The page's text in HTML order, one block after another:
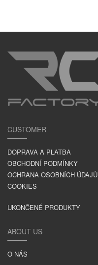
CUSTOMER
DOPRAVA A PLATBA
OBCHODNÍ PODMÍNKY
OCHRANA OSOBNÍCH ÚDAJŮ
COOKIES
UKONČENÉ PRODUKTY
ABOUT US
O NÁS